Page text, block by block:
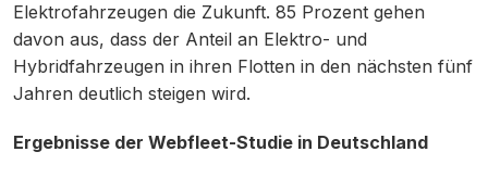
Elektrofahrzeugen die Zukunft. 85 Prozent gehen
davon aus, dass der Anteil an Elektro- und
Hybridfahrzeugen in ihren Flotten in den nächsten fünf
Jahren deutlich steigen wird.
Ergebnisse der Webfleet-Studie in Deutschland